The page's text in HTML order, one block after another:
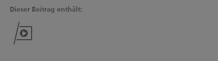
Dieser Beitrag enthält: